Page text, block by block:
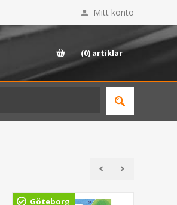
Mitt konto
(0) artiklar
Göteborg